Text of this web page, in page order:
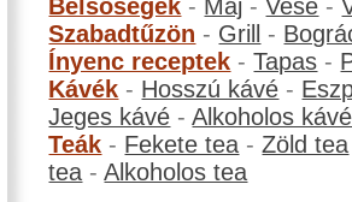
Belsőségek - Máj -Vese -
Szabadtűzön - Grill -
Ínyenc receptek -Tapas -
Kávék - Hosszú kávé -
Jeges kávé -Alkoholos kávé
Teák - Fekete tea -Zöld tea
tea -Alkoholos tea